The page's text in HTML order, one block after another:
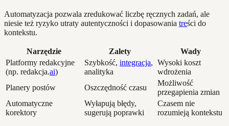
Automatyzacja pozwala zredukować liczbę ręcznych zadań, ale
niesie też ryzyko utraty autentyczności i dopasowania treści do
kontekstu.
Narzędzie Zalety
Wady
Platformy redakcyjne
(np. redakcja.ai)
Szybkość, integracja,
analityka
Wysoki koszt
wdrożenia
Planery postów
Oszczędność czasu
Możliwość
przegapienia zmian
Automatyczne
korektory
Wyłapują błędy,
sugerują poprawki
Czasem nie
rozumieją kontekstu